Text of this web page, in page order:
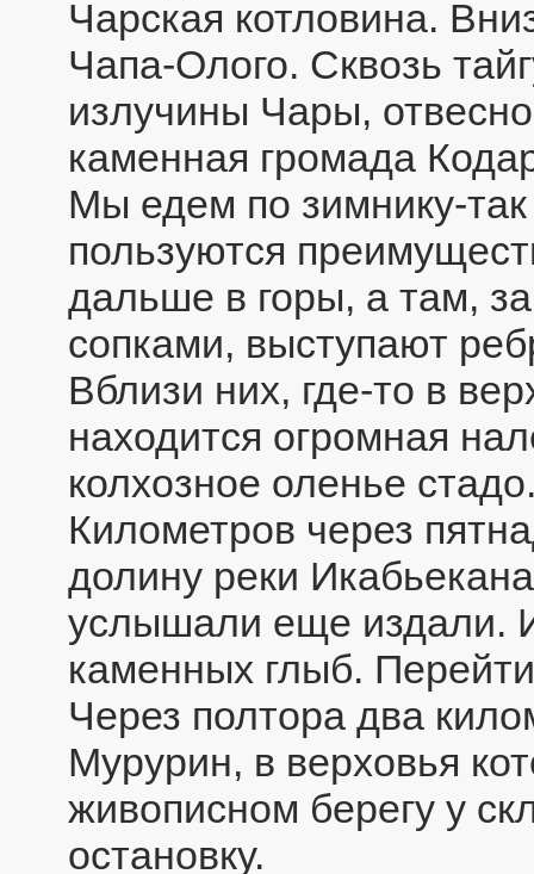
Чарская котловина.
Чапа-Олого. Сквозь
излучины Чары,
каменная громада
Мы едем по зимнику-так
пользуются
дальше в горы, а там,
сопками, выступают
Вблизи них, где-то в
находится огромная
колхозное оленье
Километров через
долину реки
услышали еще издали.
каменных глыб.
Через полтора два
Мурурин, в верховья
живописном берегу у
остановку.